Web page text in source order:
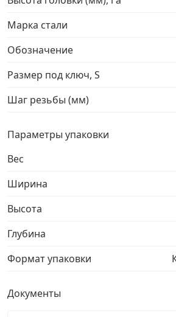
Комплекты и наборы крепежа
Кронштейны и крюки
Метрический крепеж
Электро и бензоинструмент,
Перфорированный крепеж
Марка стали
Обозначение
Размер под ключ, S
Шаг резьбы (мм)
Параметры упаковки
Вес
Ширина
Высота
Глубина
Формат упаковки
Документы